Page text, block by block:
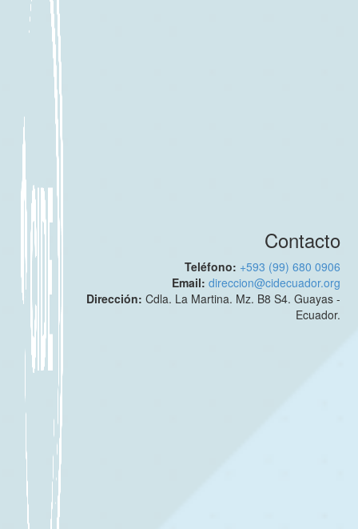
Contacto
Teléfono: +593 (99) 680 0906
Email:direccion@cidecuador.org
Dirección:Cdla. La Martina. Mz. B8 S4. Guayas -
Ecuador.